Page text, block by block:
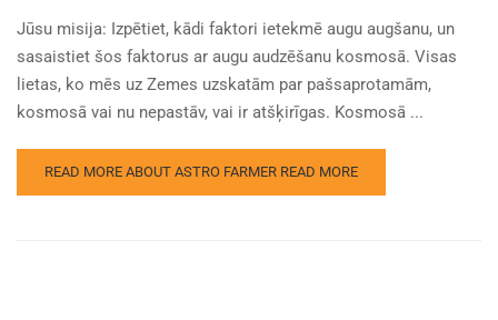
Jūsu misija: Izpētiet, kādi faktori ietekmē augu augšanu, un
sasaistiet šos faktorus ar augu audzēšanu kosmosā. Visas
lietas, ko mēs uz Zemes uzskatām par pašsaprotamām,
kosmosā vai nu nepastāv, vai ir atšķirīgas. Kosmosā ...
READ MORE ABOUT ASTRO FARMER READ MORE